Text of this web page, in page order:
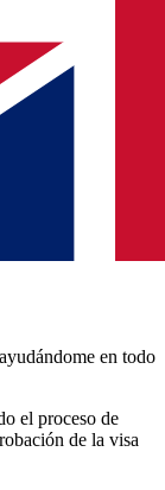
en todo
el proceso de
de la visa